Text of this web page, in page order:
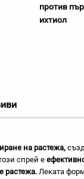
против
ихтиол
на растежа,
спрей е
растежа. Леката